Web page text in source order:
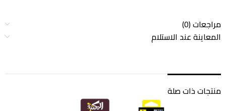
مراجعات (0)
المعاينة عند الاستلام
منتجات ذات صلة